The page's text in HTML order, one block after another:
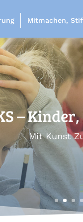
Mitmachen,
Job
helfen